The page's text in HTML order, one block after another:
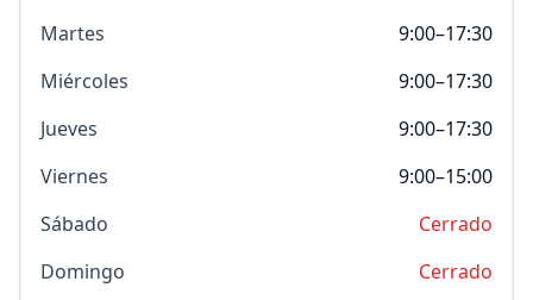
Martes
9:00–17:30
Miércoles
9:00–17:30
Jueves
9:00–17:30
Viernes
9:00–15:00
Sábado
Cerrado
Domingo
Cerrado